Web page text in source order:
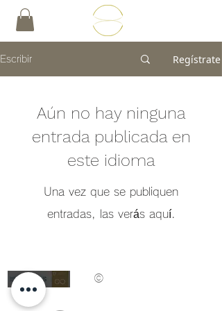
Escribir Regístrate
Aún no hay ninguna
entrada publicada en
este idioma
Una vez que se publiquen
entradas, las verás aquí.
©